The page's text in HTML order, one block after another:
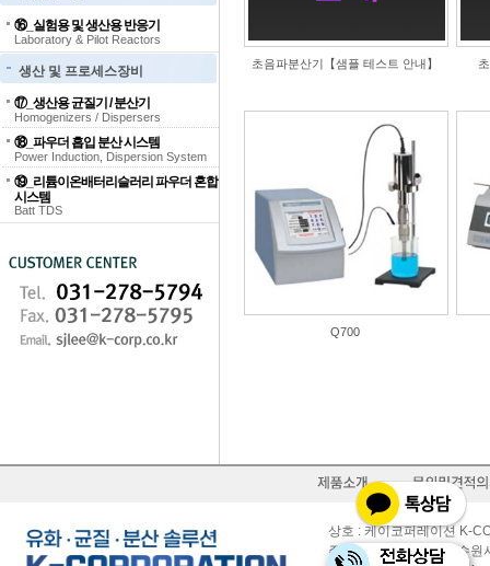
⑯_실험용 및 생산용 반응기
Laboratory & Pilot Reactors
생산 및 프로세스장비
⑰_생산용 균질기 / 분산기
Homogenizers / Dispersers
⑱_파우더 흡입 분산 시스템
Power Induction, Dispersion System
⑲_리튬이온배터리슬러리 파우더 혼합
시스템
Batt TDS
초음파분산기【샘플 테스트 안내】
Q700
상호 : 케이코퍼레이션 K-
주소 : (16630) 경기도 수원